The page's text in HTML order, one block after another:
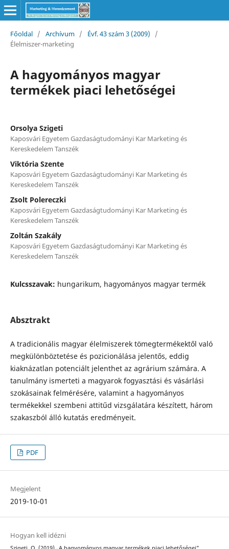
Főoldal / Archívum / Évf. 43 szám 3 (2009)
/
Élelmiszer-marketing
A hagyományos magyar
termékek piaci lehetőségei
Orsolya Szigeti
Kaposvári Egyetem Gazdaságtudományi Kar Marketing és
Kereskedelem Tanszék
Viktória Szente
Kaposvári Egyetem Gazdaságtudományi Kar Marketing és
Kereskedelem Tanszék
Zsolt Polereczki
Kaposvári Egyetem Gazdaságtudományi Kar Marketing és
Kereskedelem Tanszék
Zoltán Szakály
Kaposvári Egyetem Gazdaságtudományi Kar Marketing és
Kereskedelem Tanszék
Kulcsszavak: hungarikum, hagyományos magyar termék
Absztrakt
A tradicionális magyar élelmiszerek tömegtermékektől való
megkülönböztetése és pozicionálása jelentős, eddig
kiaknázatlan potenciált jelenthet az agrárium számára. A
tanulmány ismerteti a magyarok fogyasztási és vásárlási
szokásainak felmérésére, valamint a hagyományos
termékekkel szembeni attitűd vizsgálatára készített, három
szakaszból álló kutatás eredményeit.
PDF
Megjelent
2019-10-01
Hogyan kell idézni